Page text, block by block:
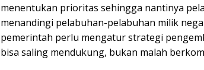
menentukan prioritas sehingga nantinya
menandingi pelabuhan-pelabuhan milik
pemerintah perlu mengatur strategi
bisa saling mendukung, bukan malah